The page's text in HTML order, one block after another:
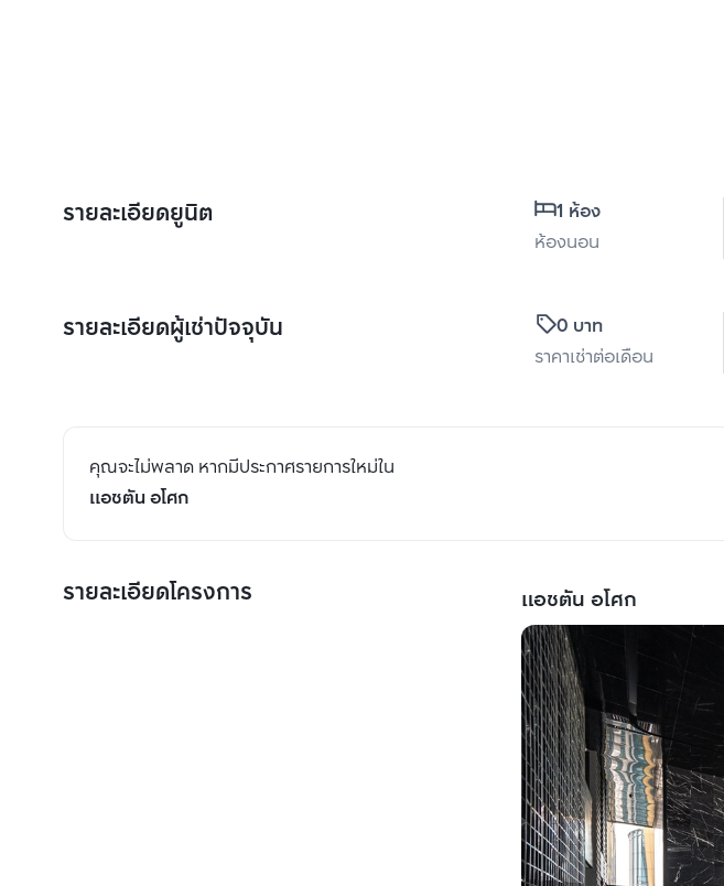
รายละเอียดยูนิต
1 ห้อง
ห้องนอน
รายละเอียดผู้เช่าปัจจุบัน
0 บาท
ราคาเช่าต่อเดือน
คุณจะไม่พลาด หากมีประกาศรายการใหม่ใน
แอชตัน อโศก
รายละเอียดโครงการ แอชตัน อโศก